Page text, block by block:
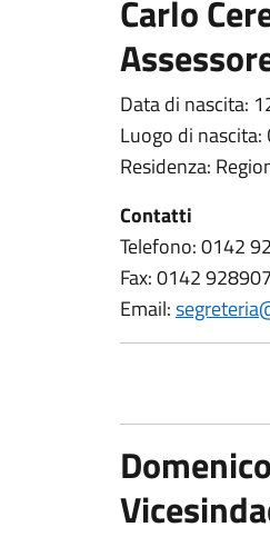
Carlo
Data di nascita:
Luogo di nascita:
Residenza:
Contatti
Telefono: 0142
Fax: 0142 928907
Email: